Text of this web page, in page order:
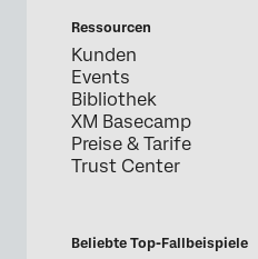
Ressourcen
Kunden
Events
Bibliothek
XM Basecamp
Preise & Tarife
Trust Center
Beliebte Top-Fallbeispiele